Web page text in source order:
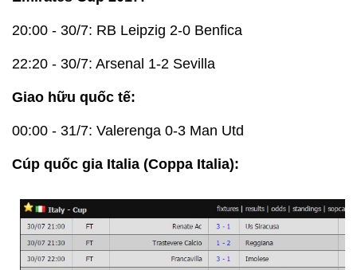
20:00 - 30/7: RB Leipzig 2-0 Benfica
22:20 - 30/7: Arsenal 1-2 Sevilla
Giao hữu quốc tế:
00:00 - 31/7: Valerenga 0-3 Man Utd
Cúp quốc gia Italia (Coppa Italia):